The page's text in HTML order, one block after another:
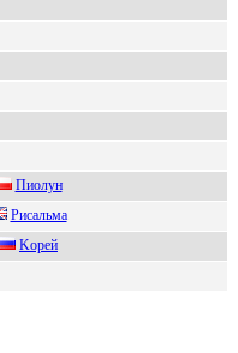
Пиoлун
Pисaльмa
Koрeй